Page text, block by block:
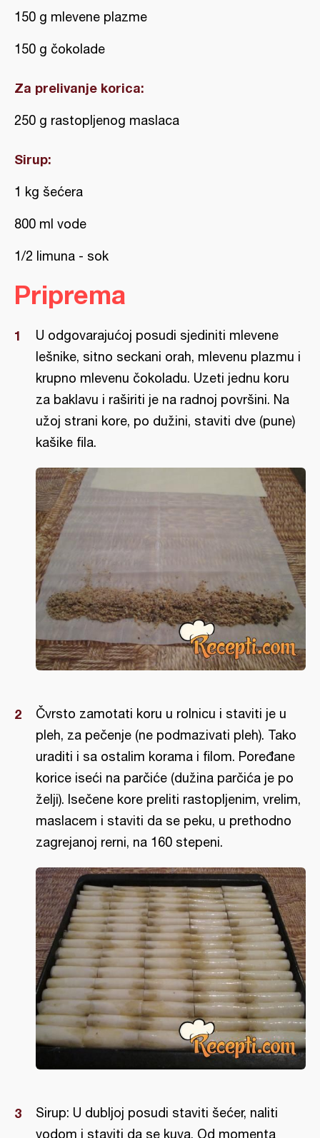
150 g mlevene plazme
150 g čokolade
Za prelivanje korica:
250 g rastopljenog maslaca
Sirup:
1 kg šećera
800 ml vode
1/2 limuna - sok
Priprema
U odgovarajućoj posudi sjediniti mlevene
lešnike, sitno seckani orah, mlevenu plazmu i
krupno mlevenu čokoladu. Uzeti jednu koru
za baklavu i raširiti je na radnoj površini. Na
užoj strani kore, po dužini, staviti dve (pune)
kašike fila.
Čvrsto zamotati koru u rolnicu i staviti je u
pleh, za pečenje (ne podmazivati pleh). Tako
uraditi i sa ostalim korama i filom. Poređane
korice iseći na parčiće (dužina parčića je po
želji). Isečene kore preliti rastopljenim, vrelim,
maslacem i staviti da se peku, u prethodno
zagrejanoj rerni, na 160 stepeni.
Sirup: U dubljoj posudi staviti šećer, naliti
vodom i staviti da se kuva. Od momenta